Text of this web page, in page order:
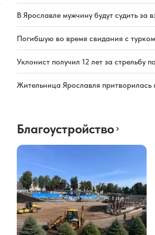
В Ярославле мужчину будут судить за
Погибшую во время свидания с
Уклонист получил 12 лет за стрельбу
Жительница Ярославля
Благоустройство